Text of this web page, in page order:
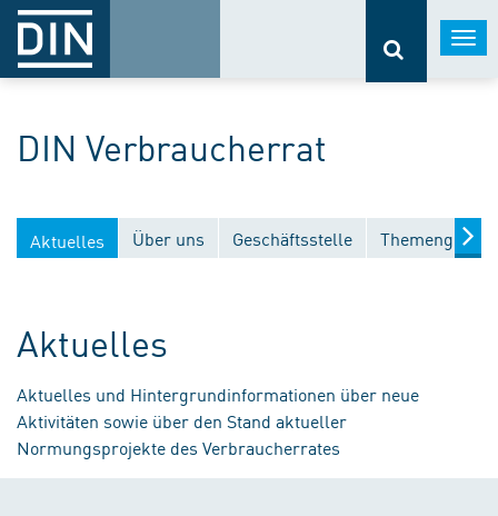
DIN Verbraucherrat
Aktuelles Über uns Geschäftsstelle
Aktuelles
Aktuelles und Hintergrundinformationen über neue
Aktivitäten sowie über den Stand aktueller
Normungsprojekte des Verbraucherrates